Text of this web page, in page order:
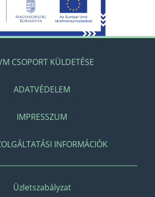
CSOPORT KÜLDETÉSE
ADATVÉDELEM
IMPRESSZUM
INFORMÁCIÓK
Üzletszabályzat